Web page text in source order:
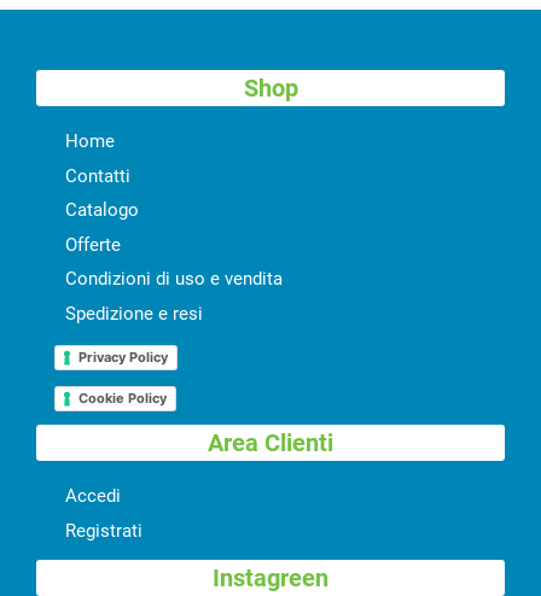
Shop
Home
Contatti
Catalogo
Offerte
Condizioni di uso e vendita
Spedizione e resi
Privacy Policy
Cookie Policy
Area Clienti
Accedi
Registrati
Instagreen